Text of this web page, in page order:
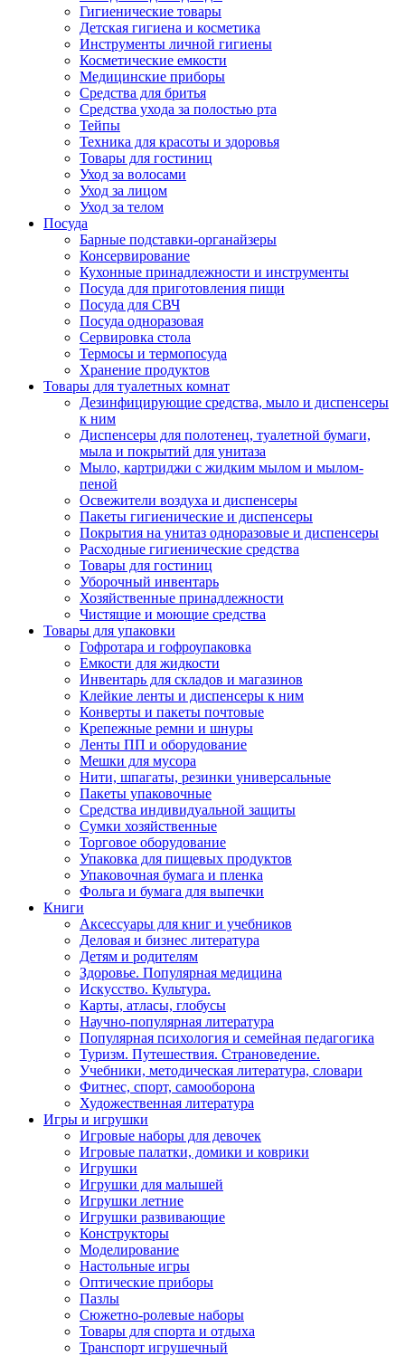
Гигиенические товары
Детская гигиена и косметика
Инструменты личной гигиены
Косметические емкости
Медицинские приборы
Средства для бритья
Средства ухода за полостью рта
Тейпы
Техника для красоты и здоровья
Товары для гостиниц
Уход за волосами
Уход за лицом
Уход за телом
Посуда
Барные подставки-органайзеры
Консервирование
Кухонные принадлежности и инструменты
Посуда для приготовления пищи
Посуда для СВЧ
Посуда одноразовая
Сервировка стола
Термосы и термопосуда
Хранение продуктов
Товары для туалетных комнат
Дезинфицирующие средства, мыло и диспенсеры
к ним
Диспенсеры для полотенец, туалетной бумаги,
мыла и покрытий для унитаза
Мыло, картриджи с жидким мылом и мылом-
пеной
Освежители воздуха и диспенсеры
Пакеты гигиенические и диспенсеры
Покрытия на унитаз одноразовые и диспенсеры
Расходные гигиенические средства
Товары для гостиниц
Уборочный инвентарь
Хозяйственные принадлежности
Чистящие и моющие средства
Товары для упаковки
Гофротара и гофроупаковка
Емкости для жидкости
Инвентарь для складов и магазинов
Клейкие ленты и диспенсеры к ним
Конверты и пакеты почтовые
Крепежные ремни и шнуры
Ленты ПП и оборудование
Мешки для мусора
Нити, шпагаты, резинки универсальные
Пакеты упаковочные
Средства индивидуальной защиты
Сумки хозяйственные
Торговое оборудование
Упаковка для пищевых продуктов
Упаковочная бумага и пленка
Фольга и бумага для выпечки
Книги
Аксессуары для книг и учебников
Деловая и бизнес литература
Детям и родителям
Здоровье. Популярная медицина
Искусство. Культура.
Карты, атласы, глобусы
Научно-популярная литература
Популярная психология и семейная педагогика
Туризм. Путешествия. Страноведение.
Учебники, методическая литература, словари
Фитнес, спорт, самооборона
Художественная литература
Игры и игрушки
Игровые наборы для девочек
Игровые палатки, домики и коврики
Игрушки
Игрушки для малышей
Игрушки летние
Игрушки развивающие
Конструкторы
Моделирование
Настольные игры
Оптические приборы
Пазлы
Сюжетно-ролевые наборы
Товары для спорта и отдыха
Транспорт игрушечный